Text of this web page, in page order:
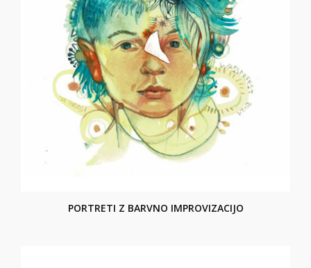
PORTRETI Z BARVNO IMPROVIZACIJO